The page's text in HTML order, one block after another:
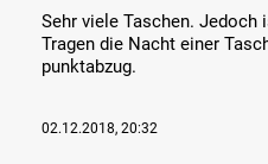
Sehr viele Taschen.
Tragen die Nacht einer
punktabzug.
02.12.2018, 20:32